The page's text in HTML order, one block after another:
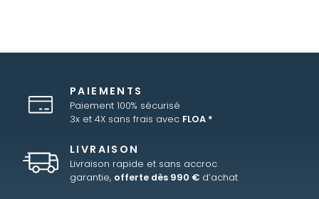
PAIEMENTS
Paiement 100% sécurisé
3x et 4X sans frais avec FLOA *
LIVRAISON
Livraison rapide et sans accroc
garantie, offerte dès 990 € d’achat